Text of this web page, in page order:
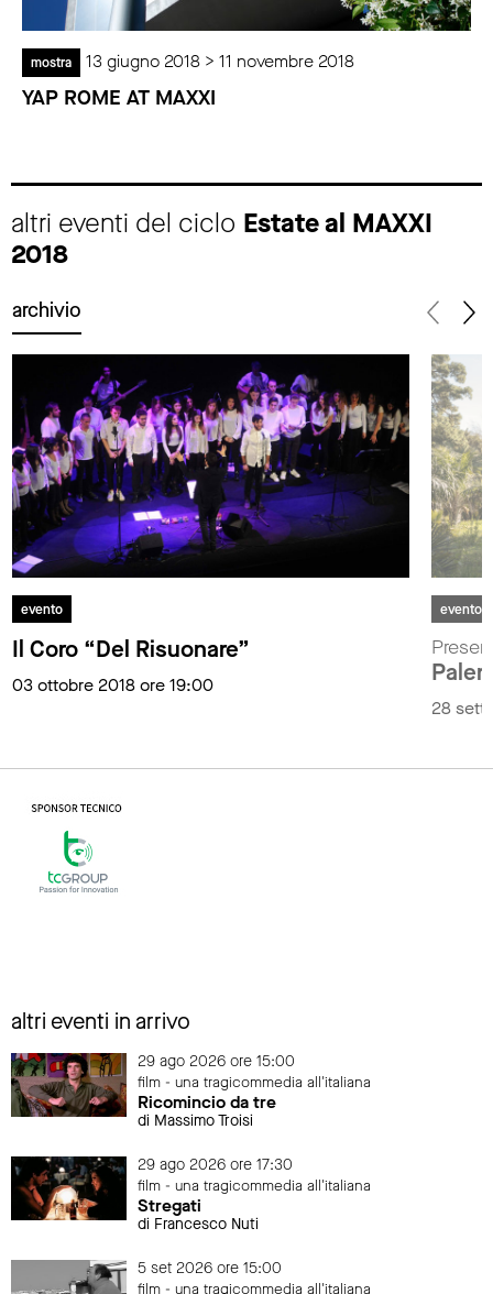
mostra 13 giugno 2018 > 11 novembre 2018
YAP ROME AT MAXXI
altri eventi del ciclo Estate al MAXXI
2018
archivio
evento
Il Coro “Del Risuonare”
03 ottobre 2018 ore 19:00
evento
28
altri eventi in arrivo
29 ago 2026 ore 15:00
film - una tragicommedia all'italiana
Ricomincio da tre
di Massimo Troisi
29 ago 2026 ore 17:30
film - una tragicommedia all'italiana
Stregati
di Francesco Nuti
5 set 2026 ore 15:00
film - una tragicommedia all'italiana